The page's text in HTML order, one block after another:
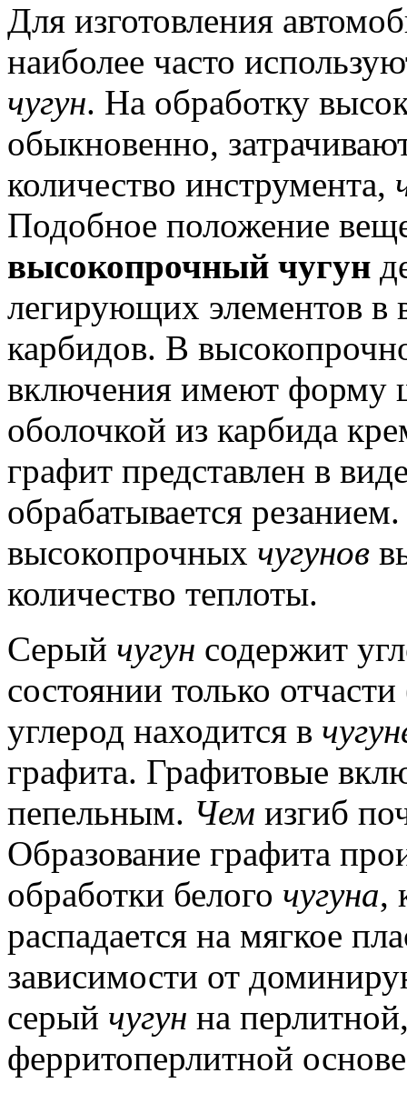
Для изготовления
наиболее часто
чугун. На обработку
обыкновенно,
количество инструмента,
Подобное положение
высокопрочный чугун
легирующих элементов в
карбидов. В
включения имеют форму
оболочкой из карбида
графит представлен в
обрабатывается резанием.
высокопрочных чугунов
количество теплоты.
Серый чугун содержит
состоянии только
углерод находится в
графита. Графитовые
пепельным. Чем изгиб
Образование графита
обработки белого чугуна,
распадается на мягкое
зависимости от
серый чугун на
ферритоперлитной